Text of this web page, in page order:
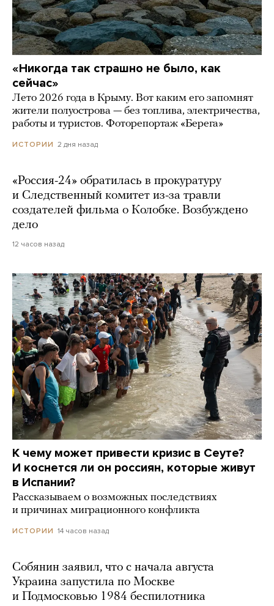
«Никогда так страшно не было, как
сейчас»
Лето 2026 года в Крыму. Вот каким его запомнят
жители полуострова — без топлива, электричества,
работы и туристов. Фоторепортаж «Берега»
ИСТОРИИ 2 дня назад
«Россия-24» обратилась в прокуратуру
и Следственный комитет из-за травли
создателей фильма о Колобке. Возбуждено
дело
12 часов назад
К чему может привести кризис в Сеуте?
И коснется ли он россиян, которые живут
в Испании?
Рассказываем о возможных последствиях
и причинах миграционного конфликта
ИСТОРИИ 14 часов назад
Собянин заявил, что с начала августа
Украина запустила по Москве
и Подмосковью 1984 беспилотника